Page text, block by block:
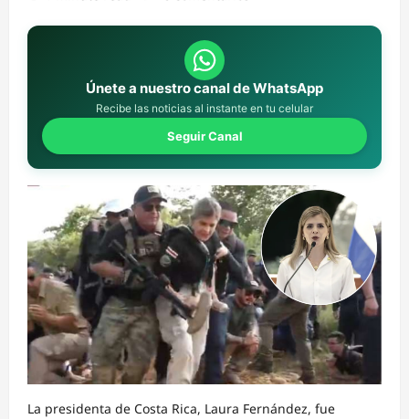
Únete a nuestro canal de WhatsApp
Recibe las noticias al instante en tu celular
Seguir Canal
La presidenta de Costa Rica, Laura Fernández, fue